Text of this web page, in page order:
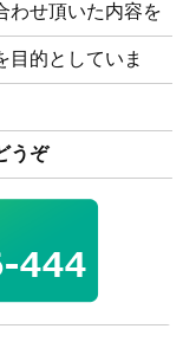
わせ頂いた内容を
目的としていま
うぞ